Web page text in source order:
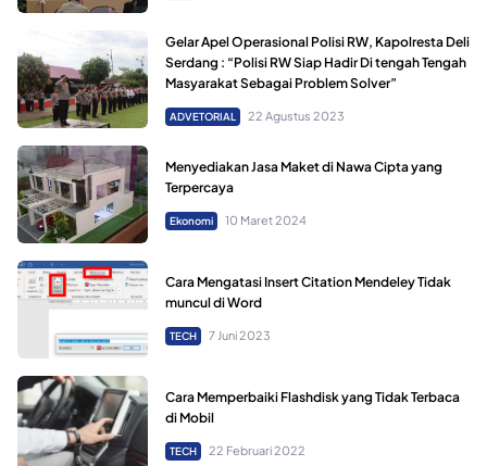
Gelar Apel Operasional Polisi RW, Kapolresta Deli
Serdang : “Polisi RW Siap Hadir Di tengah Tengah
Masyarakat Sebagai Problem Solver”
ADVETORIAL 22 Agustus 2023
Menyediakan Jasa Maket di Nawa Cipta yang
Terpercaya
Ekonomi 10 Maret 2024
Cara Mengatasi Insert Citation Mendeley Tidak
muncul di Word
TECH 7 Juni 2023
Cara Memperbaiki Flashdisk yang Tidak Terbaca
di Mobil
TECH 22 Februari 2022